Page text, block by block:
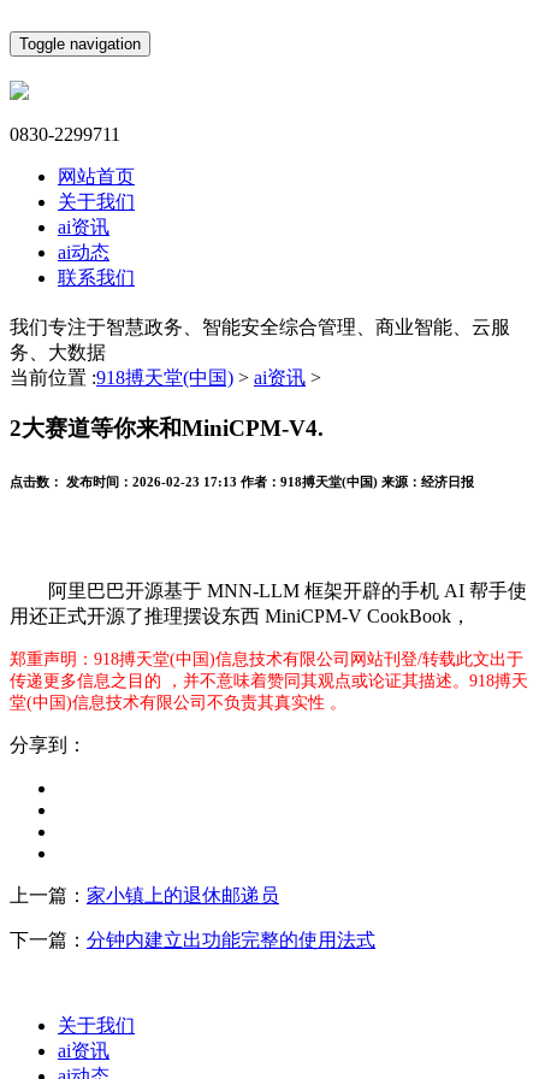
Toggle navigation
0830-2299711
网站首页
关于我们
ai资讯
ai动态
联系我们
我们专注于智慧政务、智能安全综合管理、商业智能、云服
务、大数据
当前位置 :918搏天堂(中国) > ai资讯 >
2大赛道等你来和MiniCPM-V4.
点击数： 发布时间： 2026-02-23 17:13 作者： 918搏天堂(中国) 来源： 经济日报
阿里巴巴开源基于 MNN-LLM 框架开辟的手机 AI 帮手使
用还正式开源了推理摆设东西 MiniCPM-V CookBook，
郑重声明：918搏天堂(中国)信息技术有限公司网站刊登/转载此文出于
传递更多信息之目的 ，并不意味着赞同其观点或论证其描述。918搏天
堂(中国)信息技术有限公司不负责其真实性 。
分享到：
上一篇： 家小镇上的退休邮递员
下一篇： 分钟内建立出功能完整的使用法式
关于我们
ai资讯